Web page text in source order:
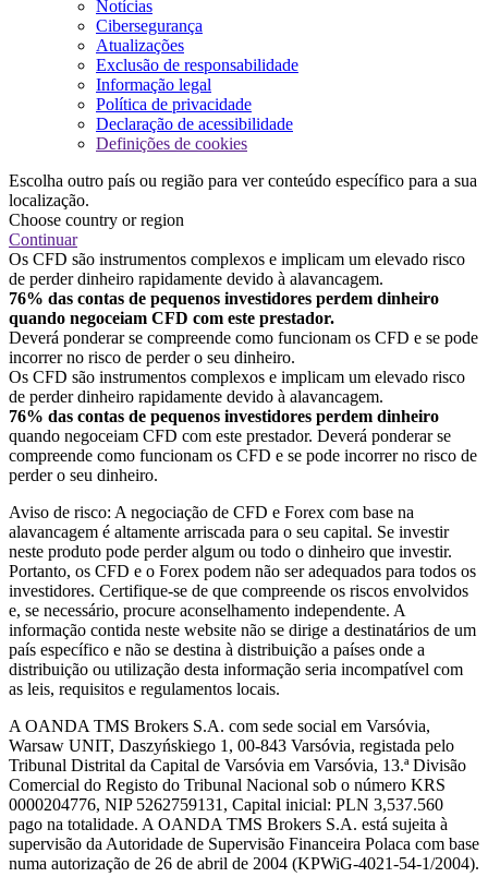
Notícias
Cibersegurança
Atualizações
Exclusão de responsabilidade
Informação legal
Política de privacidade
Declaração de acessibilidade
Definições de cookies
Escolha outro país ou região para ver conteúdo específico para a sua
localização.
Choose country or region
Continuar
Os CFD são instrumentos complexos e implicam um elevado risco
de perder dinheiro rapidamente devido à alavancagem.
76% das contas de pequenos investidores perdem dinheiro
quando negoceiam CFD com este prestador.
Deverá ponderar se compreende como funcionam os CFD e se pode
incorrer no risco de perder o seu dinheiro.
Os CFD são instrumentos complexos e implicam um elevado risco
de perder dinheiro rapidamente devido à alavancagem.
76% das contas de pequenos investidores perdem dinheiro
quando negoceiam CFD com este prestador. Deverá ponderar se
compreende como funcionam os CFD e se pode incorrer no risco de
perder o seu dinheiro.
Aviso de risco: A negociação de CFD e Forex com base na
alavancagem é altamente arriscada para o seu capital. Se investir
neste produto pode perder algum ou todo o dinheiro que investir.
Portanto, os CFD e o Forex podem não ser adequados para todos os
investidores. Certifique-se de que compreende os riscos envolvidos
e, se necessário, procure aconselhamento independente. A
informação contida neste website não se dirige a destinatários de um
país específico e não se destina à distribuição a países onde a
distribuição ou utilização desta informação seria incompatível com
as leis, requisitos e regulamentos locais.
A OANDA TMS Brokers S.A. com sede social em Varsóvia,
Warsaw UNIT, Daszyńskiego 1, 00-843 Varsóvia, registada pelo
Tribunal Distrital da Capital de Varsóvia em Varsóvia, 13.ª Divisão
Comercial do Registo do Tribunal Nacional sob o número KRS
0000204776, NIP 5262759131, Capital inicial: PLN 3,537.560
pago na totalidade. A OANDA TMS Brokers S.A. está sujeita à
supervisão da Autoridade de Supervisão Financeira Polaca com base
numa autorização de 26 de abril de 2004 (KPWiG-4021-54-1/2004).